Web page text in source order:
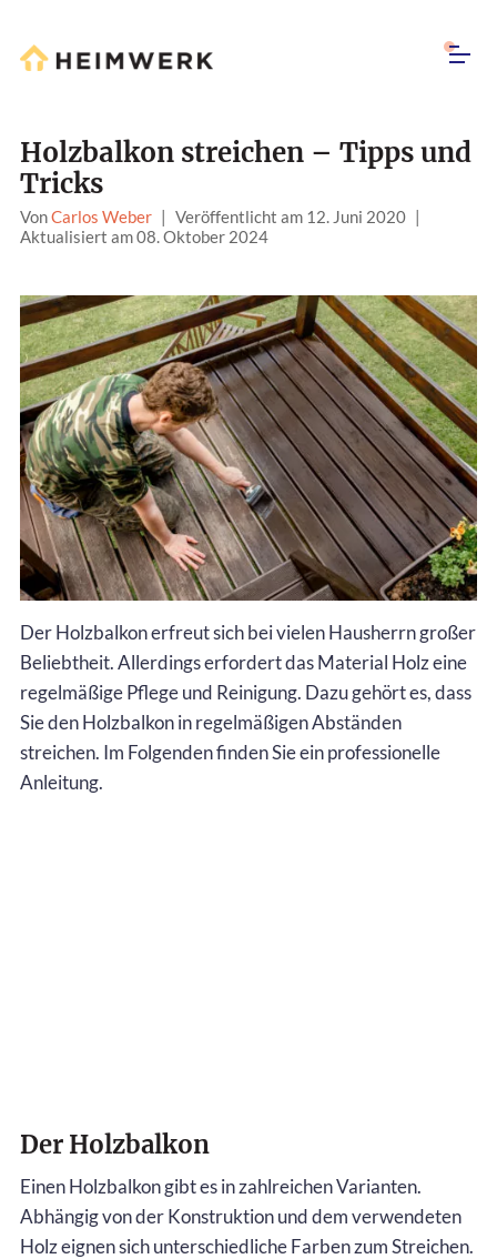
Holzbalkon streichen – Tipps und
Tricks
VonCarlos Weber | Veröffentlicht am 12. Juni 2020 |
Aktualisiert am 08. Oktober 2024
Der Holzbalkon erfreut sich bei vielen Hausherrn großer
Beliebtheit. Allerdings erfordert das Material Holz eine
regelmäßige Pflege und Reinigung. Dazu gehört es, dass
Sie den Holzbalkon in regelmäßigen Abständen
streichen. Im Folgenden finden Sie ein professionelle
Anleitung.
Der Holzbalkon
Einen Holzbalkon gibt es in zahlreichen Varianten.
Abhängig von der Konstruktion und dem verwendeten
Holz eignen sich unterschiedliche Farben zum Streichen.